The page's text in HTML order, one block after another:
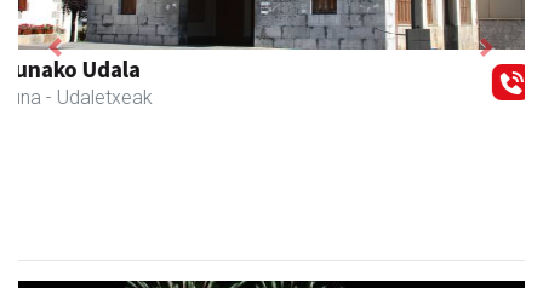
Previous Next